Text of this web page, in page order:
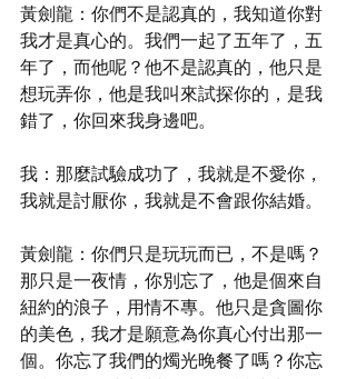
黃劍龍：你們不是認真的，我知道你對
我才是真心的。我們一起了五年了，五
年了，而他呢？他不是認真的，他只是
想玩弄你，他是我叫來試探你的，是我
錯了，你回來我身邊吧。
我：那麼試驗成功了，我就是不愛你，
我就是討厭你，我就是不會跟你結婚。
黃劍龍：你們只是玩玩而已，不是嗎？
那只是一夜情，你別忘了，他是個來自
紐約的浪子，用情不專。他只是貪圖你
的美色，我才是願意為你真心付出那一
個。你忘了我們的燭光晚餐了嗎？你忘